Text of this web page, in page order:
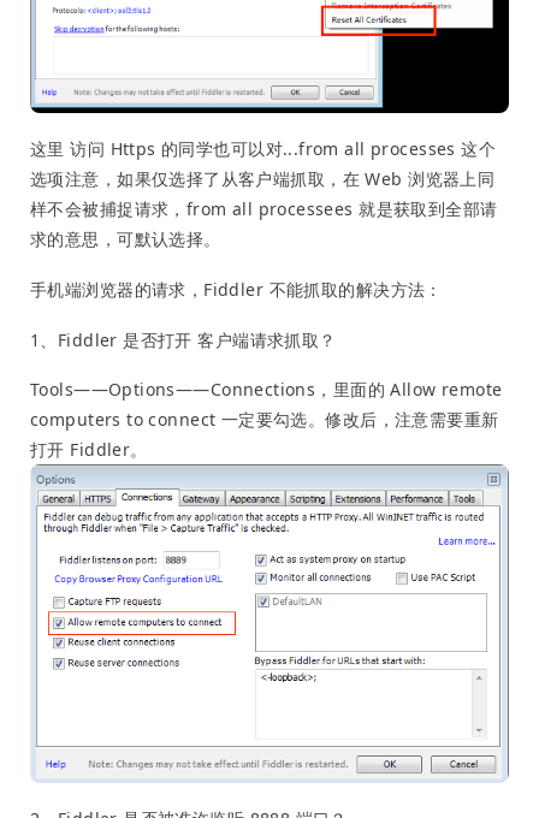
这里 访问 Https 的同学也可以对...from all processes 这个
选项注意，如果仅选择了从客户端抓取，在 Web 浏览器上同
样不会被捕捉请求，from all processees 就是获取到全部请
求的意思，可默认选择。
手机端浏览器的请求，Fiddler 不能抓取的解决方法：
1、Fiddler 是否打开 客户端请求抓取？
Tools——Options——Connections，里面的 Allow remote
computers to connect 一定要勾选。修改后，注意需要重新
打开 Fiddler。